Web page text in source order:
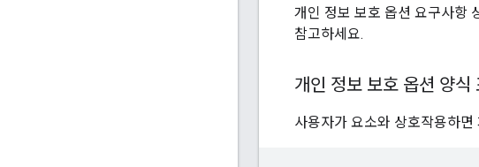
개인 정보 보호 옵션 요구사항
참고하세요.
개인 정보 보호 옵션 양식
사용자가 요소와 상호작용하